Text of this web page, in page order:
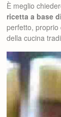
È meglio
ricetta a base
perfetto, proprio
della cucina